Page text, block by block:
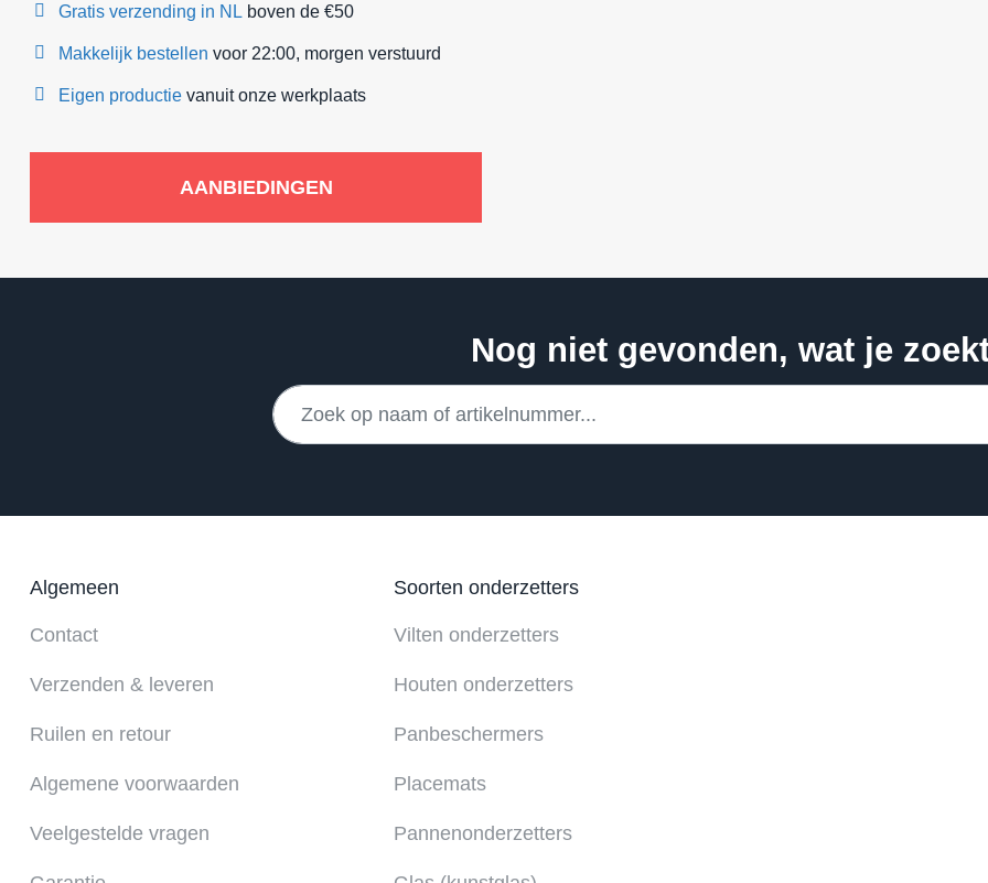
Gratis verzending in NL boven de €50
Makkelijk bestellen voor 22:00, morgen verstuurd
Eigen productie vanuit onze werkplaats
AANBIEDINGEN
Nog niet gevonden, wat je
Algemeen
Contact
Verzenden & leveren
Ruilen en retour
Algemene voorwaarden
Veelgestelde vragen
Soorten onderzetters
Vilten onderzetters
Houten onderzetters
Panbeschermers
Placemats
Pannenonderzetters